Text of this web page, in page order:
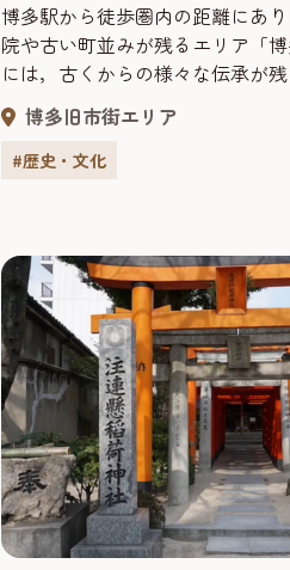
博多駅から徒歩圏内の距離にあ
院や古い町並みが残るエリア「
には，古くからの様々な伝承が
数多くあり，まるで何か人の力の
な力」が存在しているよう。 伝
を巡りながら，中世博多の歴史を
博多旧市街エリア
#歴史・文化